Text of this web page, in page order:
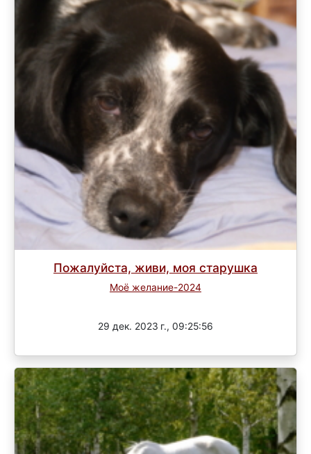
Пожалуйста, живи, моя старушка
Моё желание-2024
29 дек. 2023 г., 09:25:56